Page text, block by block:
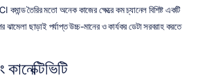
তৈরির মতো অনেক কাজের ক্ষেত্রে কম চ্যানেল বিশিষ্ট একটি
ছাড়াই পর্যাপ্ত উচ্চ-মানের ও কার্যকর ডেটা সরবরাহ করতে
কানেক্টিভিটি